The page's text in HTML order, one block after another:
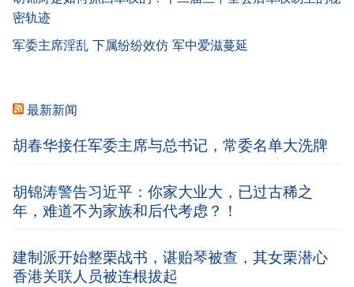
密轨迹
军委主席淫乱 下属纷纷效仿 军中爱滋蔓延
最新新闻
胡春华接任军委主席与总书记，常委名单大洗牌
胡锦涛警告习近平：你家大业大，已过古稀之
年，难道不为家族和后代考虑？！
建制派开始整栗战书，谌贻琴被查，其女栗潜心
香港关联人员被连根拔起